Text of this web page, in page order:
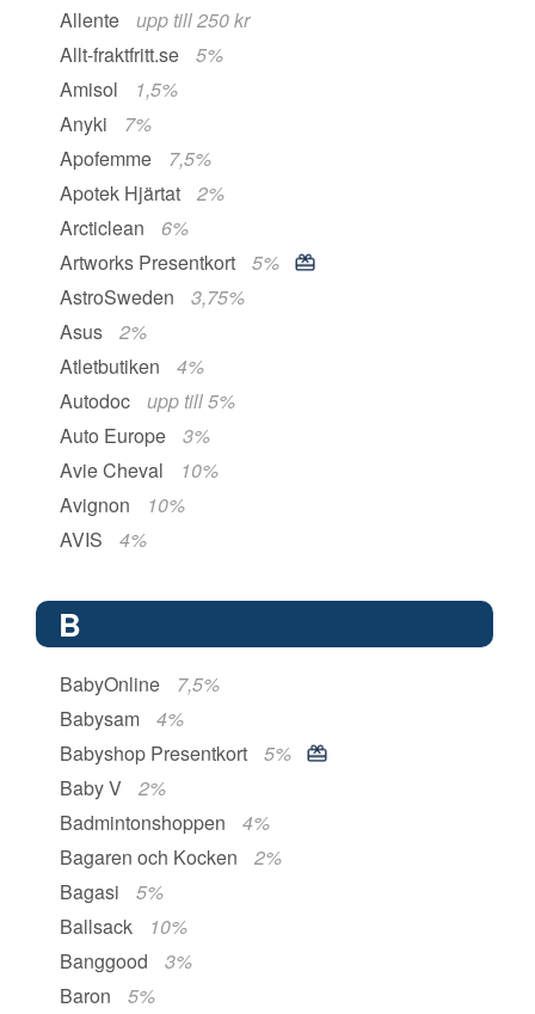
Allente
upp till 250 kr
Allt-fraktfritt.se
5%
Amisol
1,5%
Anyki
7%
Apofemme
7,5%
Apotek Hjärtat
2%
Arcticlean
6%
Artworks Presentkort
5%
AstroSweden
3,75%
Asus
2%
Atletbutiken
4%
Autodoc
upp till 5%
Auto Europe
3%
Avie Cheval
10%
Avignon
10%
AVIS
4%
B
BabyOnline
7,5%
Babysam
4%
Babyshop Presentkort
5%
Baby V
2%
Badmintonshoppen
4%
Bagaren och Kocken
2%
Bagasi
5%
Ballsack
10%
Banggood
3%
Baron
5%